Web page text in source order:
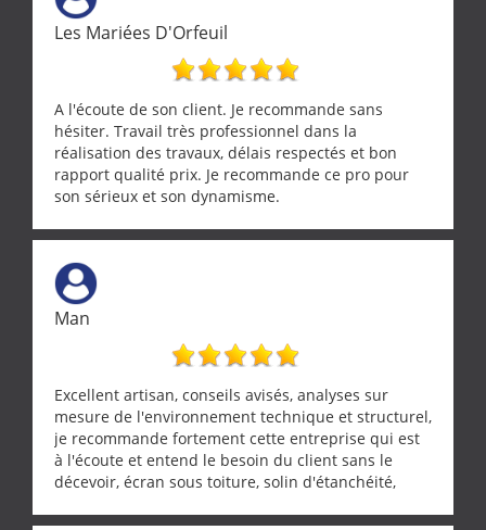
Les Mariées D'Orfeuil
A l'écoute de son client. Je recommande sans
hésiter. Travail très professionnel dans la
réalisation des travaux, délais respectés et bon
rapport qualité prix. Je recommande ce pro pour
son sérieux et son dynamisme.
Man
Excellent artisan, conseils avisés, analyses sur
mesure de l'environnement technique et structurel,
je recommande fortement cette entreprise qui est
à l'écoute et entend le besoin du client sans le
décevoir, écran sous toiture, solin d'étanchéité,
récupérateur d'eau, tout a été parfaitement mis en